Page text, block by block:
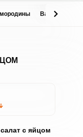
Варенье из
с яйцом